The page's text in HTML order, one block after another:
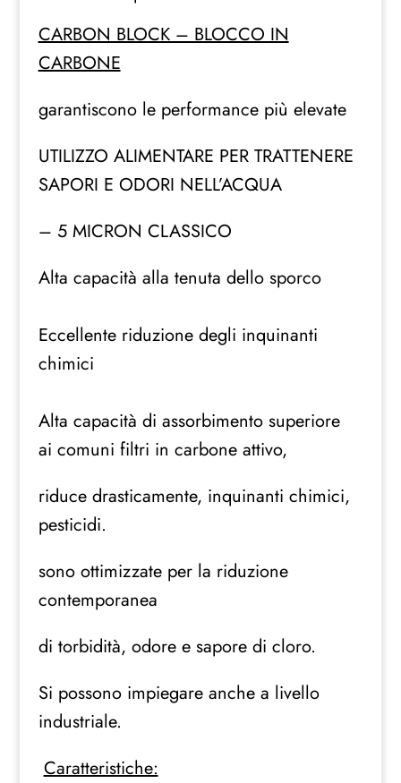
5
MICRON
quantità
CARBON BLOCK – BLOCCO IN
CARBONE
garantiscono le performance più elevate
UTILIZZO ALIMENTARE PER TRATTENERE
SAPORI E ODORI NELL’ACQUA
– 5 MICRON CLASSICO
Alta capacità alla tenuta dello sporco
Eccellente riduzione degli inquinanti
chimici
Alta capacità di assorbimento superiore
ai comuni filtri in carbone attivo,
riduce drasticamente, inquinanti chimici,
pesticidi.
sono ottimizzate per la riduzione
contemporanea
di torbidità, odore e sapore di cloro.
Si possono impiegare anche a livello
industriale.
Caratteristiche: